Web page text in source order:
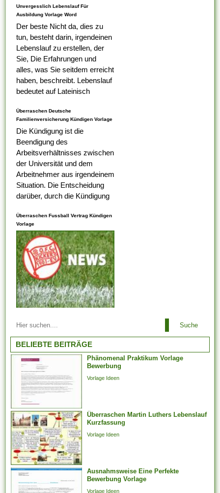
Unvergesslich Lebenslauf Für
Ausbildung Vorlage Word
Der beste Nicht da, dies zu
tun, besteht darin, irgendeinen
Lebenslauf zu erstellen, der
Sie, Die Erfahrungen und
alles, was Sie seitdem erreicht
haben, beschreibt. Lebenslauf
bedeutet auf Lateinisch
Tabelle darauf ist,...
Überraschen Deutsche
Familienversicherung Kündigen Vorlage
Die Kündigung ist die
Beendigung des
Arbeitsverhältnisses zwischen
der Universität und dem
Arbeitnehmer aus irgendeinem
Situation. Die Entscheidung
darüber, durch die Kündigung
ungerecht ist , alternativ nicht,
liegt bei dem
Arbeitsaufsichtsbeamten oder
vom Ermessen des...
Überraschen Fussball Vertrag Kündigen
Vorlage
Arbeitgeber ist es es
untersagt, irgendeinen
Arbeitnehmer zu entlassen,
der aufgrund der Teilnahme an
Arbeitstreffen und der Layout
von Arbeitsforderungen
darüber hinaus -
verhandlungen, deren
Jahresabschluss noch
aussteht, bei weitem nicht
weiter arbeiten
möglicherweise. Er kann...
Suche
BELIEBTE BEITRÄGE
Phänomenal Praktikum Vorlage
Bewerbung
Vorlage Ideen
Überraschen Martin Luthers Lebenslauf
Kurzfassung
Vorlage Ideen
Ausnahmsweise Eine Perfekte
Bewerbung Vorlage
Vorlage Ideen